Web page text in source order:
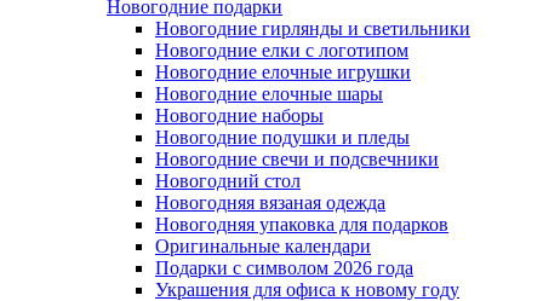
Новогодние подарки
Новогодние гирлянды и светильники
Новогодние елки с логотипом
Новогодние елочные игрушки
Новогодние елочные шары
Новогодние наборы
Новогодние подушки и пледы
Новогодние свечи и подсвечники
Новогодний стол
Новогодняя вязаная одежда
Новогодняя упаковка для подарков
Оригинальные календари
Подарки с символом 2026 года
Украшения для офиса к новому году